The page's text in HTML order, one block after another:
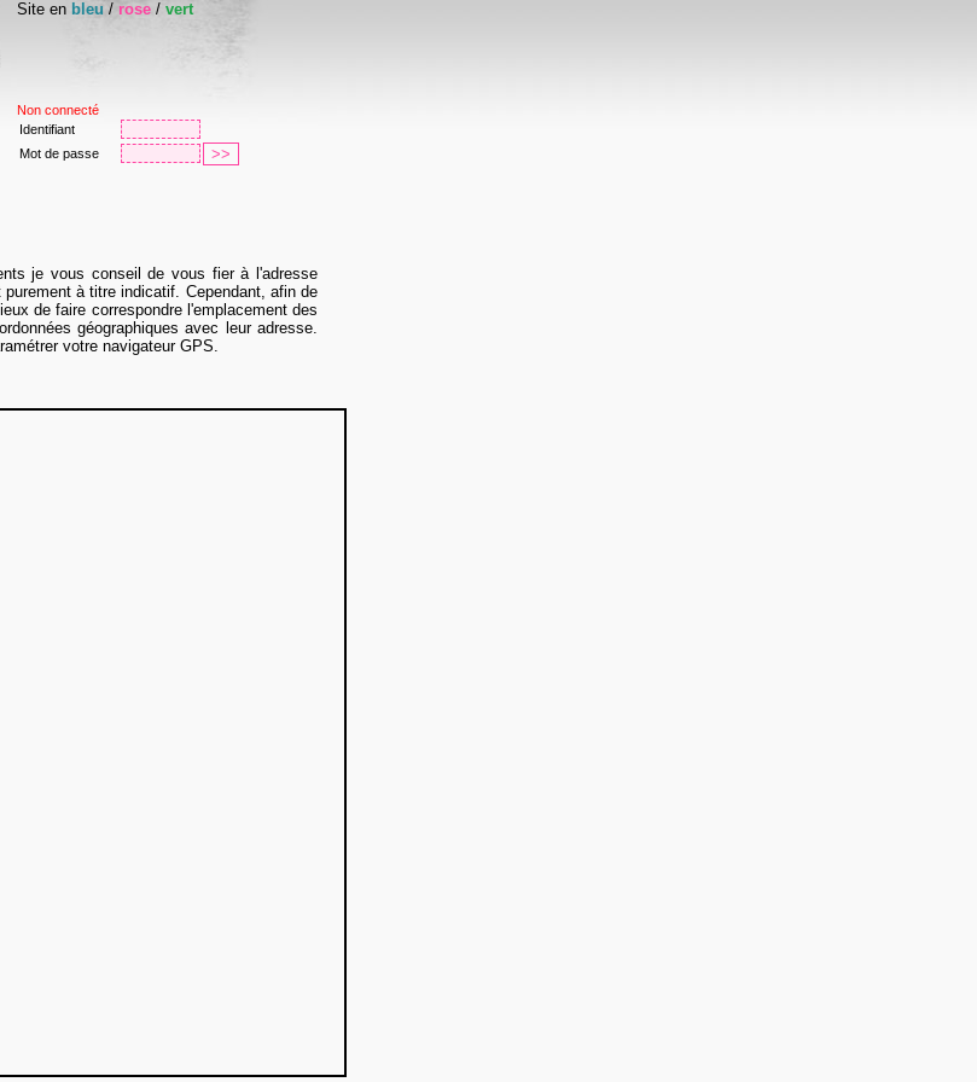
Site en bleu / rose / vert
Non connecté
Identifiant
Mot de passe
je vous conseil de vous fier à l'adresse
à titre indicatif. Cependant, afin de
de faire correspondre l'emplacement des
géographiques avec leur adresse.
votre navigateur GPS.